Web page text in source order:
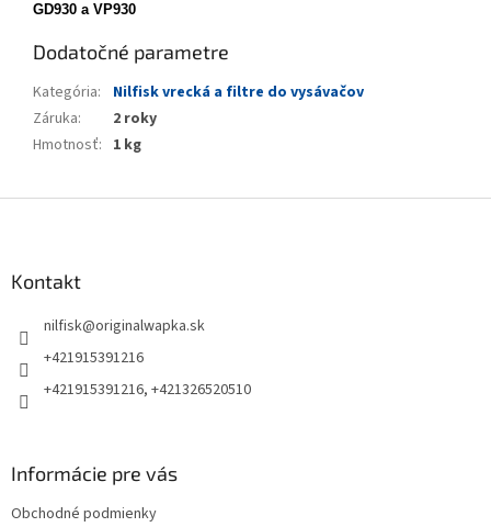
GD930 a VP930
Dodatočné parametre
Kategória:
Nilfisk vrecká a filtre do vysávačov
Záruka:
2 roky
Hmotnosť: 1 kg
Kontakt
nilfisk@originalwapka.sk
+421915391216
+421915391216, +421326520510
Informácie pre vás
Obchodné podmienky